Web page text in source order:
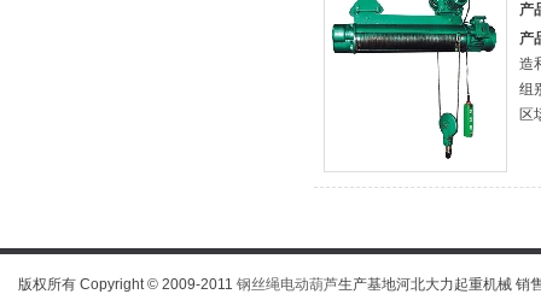
产
产
造
组
区
版权所有 Copyright © 2009-2011 钢丝绳电动葫芦生产基地河北大力起重机械 销